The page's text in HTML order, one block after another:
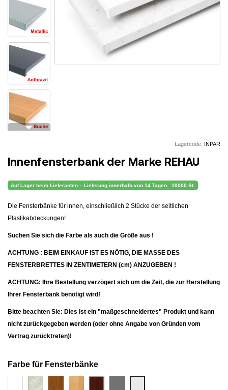
arrow_drop_down
Lagercode: INPAR
Innenfensterbank der Marke REHAU
Auf Lager beim Lieferanten – Lieferung innerhalb von 14 Tagen. 10000 St.
Die Fensterbänke für innen, einschließlich 2 Stücke der seitlichen
Plastikabdeckungen!
Suchen Sie sich die Farbe als auch die Größe aus !
ACHTUNG : BEIM EINKAUF IST ES NÖTIG, DIE MASSE DES
FENSTERBRETTES IN ZENTIMETERN (cm) ANZUGEBEN !
ACHTUNG: Ihre Bestellung verzögert sich um die Zeit, die zur Herstellung
Ihrer Fensterbank benötigt wird!
Bitte beachten Sie: Dies ist ein "maßgeschneidertes" Produkt und kann
nicht zurückgegeben werden (oder ohne Angabe von Gründen vom
Vertrag zurücktreten)!
Farbe für Fensterbänke
carera